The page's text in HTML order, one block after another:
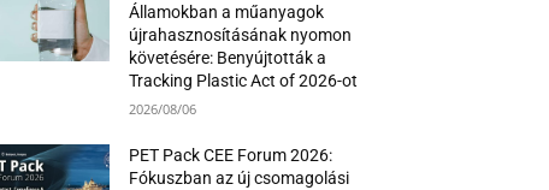
Államokban a műanyagok
újrahasznosításának nyomon
követésére: Benyújtották a
Tracking Plastic Act of 2026-ot
2026/08/06
PET Pack CEE Forum 2026:
Fókuszban az új csomagolási